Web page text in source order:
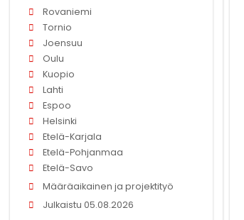
Rovaniemi
Tornio
Joensuu
Oulu
Kuopio
Lahti
Espoo
Helsinki
Etelä-Karjala
Etelä-Pohjanmaa
Etelä-Savo
Määräaikainen ja projektityö
Julkaistu 05.08.2026